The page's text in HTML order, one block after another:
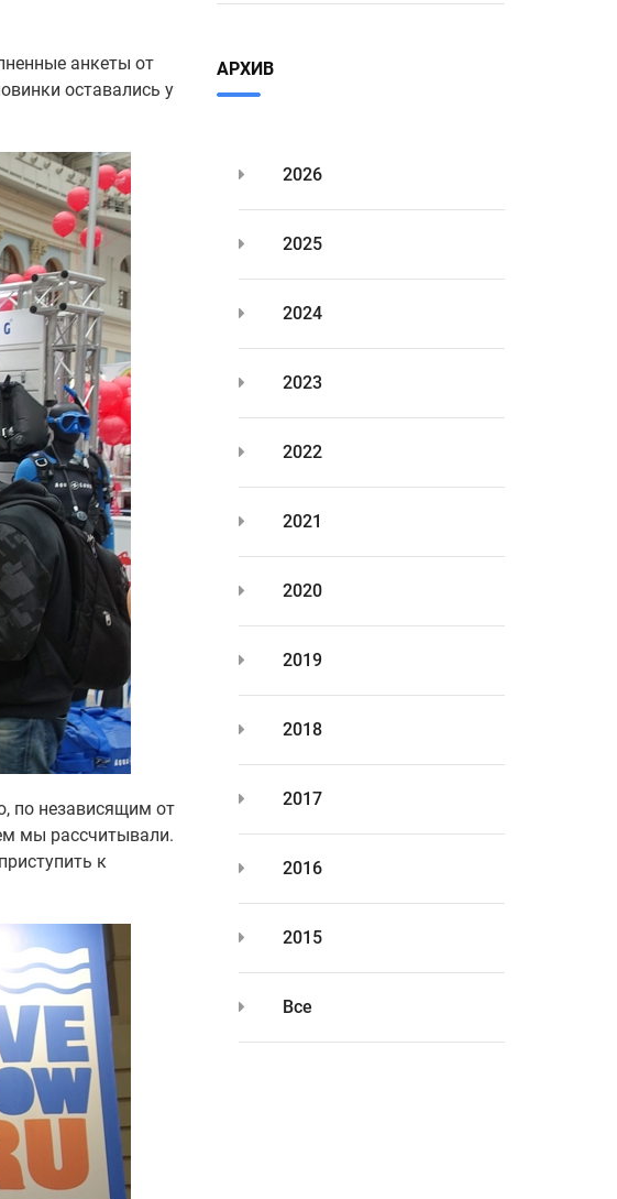
анкеты от
оставались у
по независящим от
мы рассчитывали.
к
АРХИВ
2026
2025
2024
2023
2022
2021
2020
2019
2018
2017
2016
2015
Все